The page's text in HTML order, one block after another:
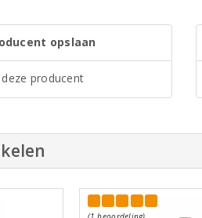
opslaan
producent